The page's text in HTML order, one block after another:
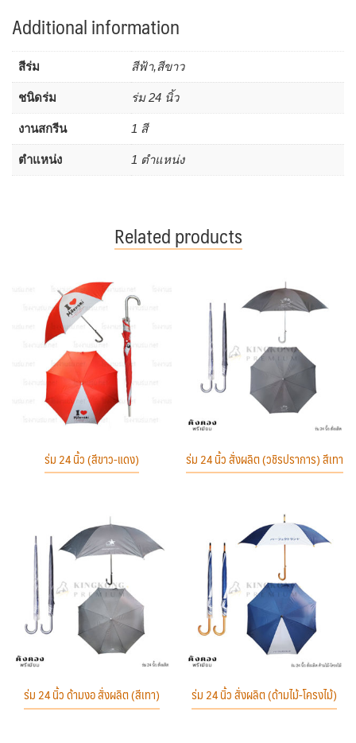
Additional information
สีร่ม สีฟ้า,สีขาว
ชนิดร่ม ร่ม 24 นิ้ว
งานสกรีน 1 สี
ตำแหน่ง 1 ตำแหน่ง
Related products
ร่ม 24 นิ้ว (สีขาว-แดง) ร่ม 24 นิ้ว สั่งผลิต (วชิรปราการ) สีเทา
ร่ม 24 นิ้ว ด้ามงอ สั่งผลิต (สีเทา) ร่ม 24 นิ้ว สั่งผลิต (ด้ามไม้-โครงไม้)